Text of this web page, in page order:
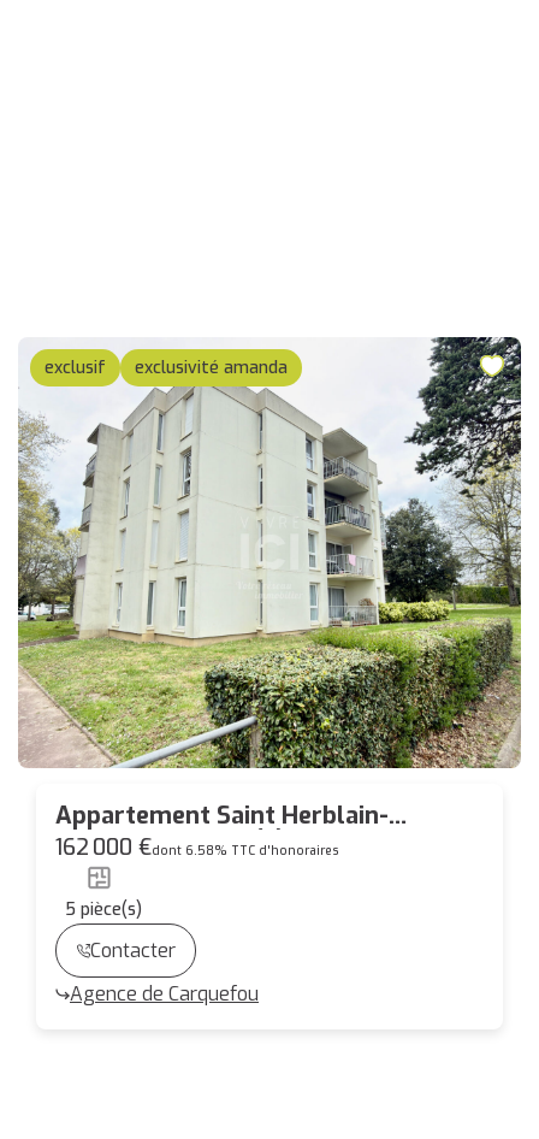
exclusif exclusivité amanda
Appartement Saint Herblain-
Robotiére 5 pièce(s) 95,17 m2- 3
chambres
162 000 €dont 6.58% TTC d'honoraires
5 pièce(s)
Contacter
Agence de Carquefou